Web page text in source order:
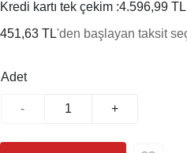
Kredi kartı tek çekim :4.596,99 TL
451,63 TL'den başlayan taksit
Adet
- +